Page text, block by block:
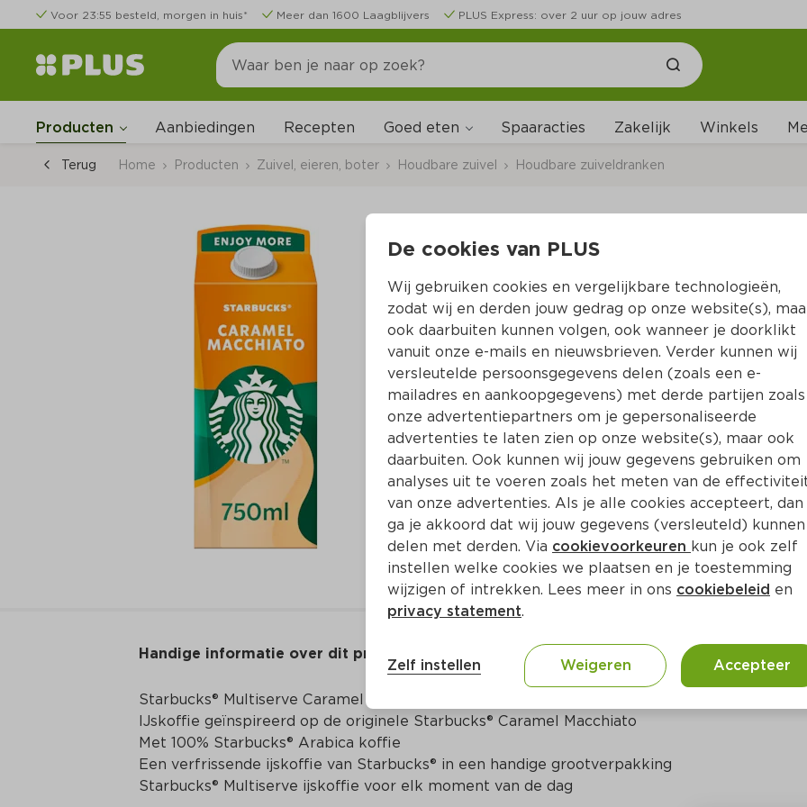
Voor 23:55 besteld, morgen in huis* Meer dan 1600 Laagblijvers PLUS Express: over 2 uur op jouw adres
Producten Aanbiedingen Recepten Goed eten Spaaracties Zakelijk Winkels
Terug Home Producten Zuivel, eieren, boter Houdbare zuivel Houdbare zuiveldranken
Starbucks
ijskoffie
Per Beker 750 ml  (per liter €5.19)
3.89
Toevoegen
Handige informatie over dit product
Starbucks® Multiserve Caramel Macchiato IJskoffie 750ml
IJskoffie geïnspireerd op de originele Starbucks® Caramel Macchiato
Met 100% Starbucks® Arabica koffie
Een verfrissende ijskoffie van Starbucks® in een handige grootverpakking
Starbucks® Multiserve ijskoffie voor elk moment van de dag
De cookies van PLUS
Wij gebruiken cookies en vergelijkbare technologieën,
zodat wij en derden jouw gedrag op onze website(s),
ook daarbuiten kunnen volgen, ook wanneer je doorklikt
vanuit onze e-mails en nieuwsbrieven. Verder kunnen wij
versleutelde persoonsgegevens delen (zoals een e-
mailadres en aankoopgegevens) met derde partijen zoals
onze advertentiepartners om je gepersonaliseerde
advertenties te laten zien op onze website(s), maar ook
daarbuiten. Ook kunnen wij jouw gegevens gebruiken om
analyses uit te voeren zoals het meten van de
van onze advertenties. Als je alle cookies accepteert, dan
ga je akkoord dat wij jouw gegevens (versleuteld) kunnen
delen met derden. Via cookievoorkeuren kun je ook zelf
instellen welke cookies we plaatsen en je toestemming
wijzigen of intrekken. Lees meer in ons cookiebeleid en
privacy statement.
Zelf instellen Weigeren Accepteer